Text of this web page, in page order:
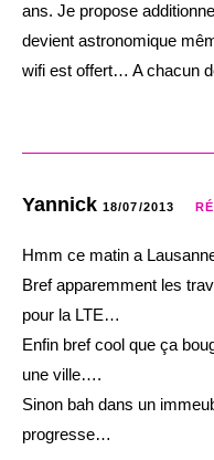
ans. Je propose
devient astronomique
wifi est offert… A chacun
Yannick 18/07/2013
Hmm ce matin a
Bref apparemment les
pour la LTE…
Enfin bref cool que ça
une ville….
Sinon bah dans un
progresse…